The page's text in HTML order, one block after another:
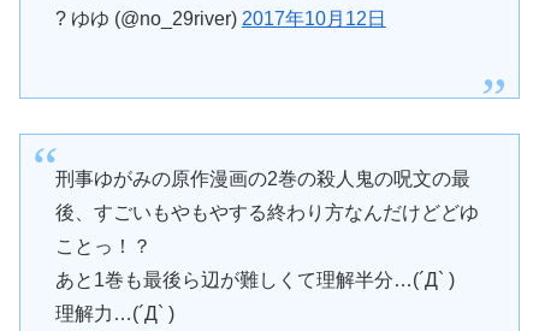
? ゆゆ (@no_29river) 2017年10月12日
刑事ゆがみの原作漫画の2巻の殺人鬼の呪文の最
後、すごいもやもやする終わり方なんだけどどゆ
ことっ！？
あと1巻も最後ら辺が難しくて理解半分…(´Д` )
理解力…(´Д` )